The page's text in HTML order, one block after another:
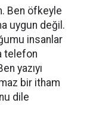
Ben öfkeyle
uygun değil.
insanlar
telefon
yazıyı
bir itham
dile